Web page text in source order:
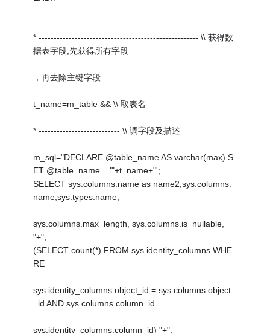
* ----------------------------------------------------- \\ 获得数
据表字段,先获得所有字段
，再去除主键字段
t_name=m_table && \\ 取表名
* --------------------------- \\ 调字段及描述
m_sql="DECLARE @table_name AS varchar(max) S
ET @table_name = '"+t_name+"';
SELECT sys.columns.name as name2,sys.columns.
name,sys.types.name,
sys.columns.max_length, sys.columns.is_nullable,
"+";
(SELECT count(*) FROM sys.identity_columns WHE
RE
sys.identity_columns.object_id = sys.columns.object
_id AND sys.columns.column_id =
sys.identity_columns.column_id) "+";